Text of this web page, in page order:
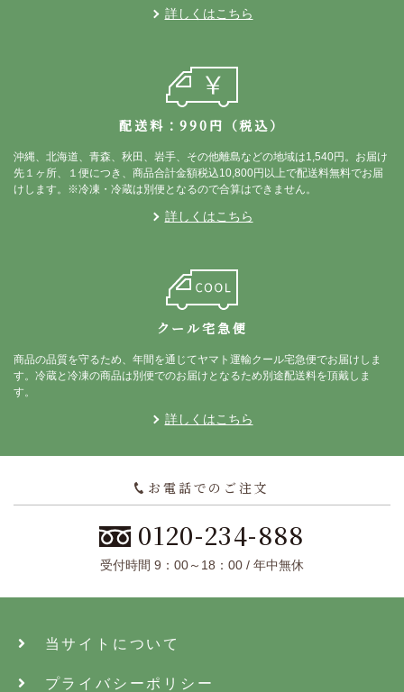
詳しくはこちら
配送料：990円（税込）
沖縄、北海道、青森、秋田、岩手、その他離島などの地域は1,540円。お届け
先１ヶ所、１便につき、商品合計金額税込10,800円以上で配送料無料でお届
けします。※冷凍・冷蔵は別便となるので合算はできません。
詳しくはこちら
クール宅急便
商品の品質を守るため、年間を通じてヤマト運輸クール宅急便でお届けしま
す。冷蔵と冷凍の商品は別便でのお届けとなるため別途配送料を頂戴しま
す。
詳しくはこちら
お電話でのご注文
0120-234-888
受付時間 9：00～18：00 / 年中無休
当サイトについて
プライバシーポリシー